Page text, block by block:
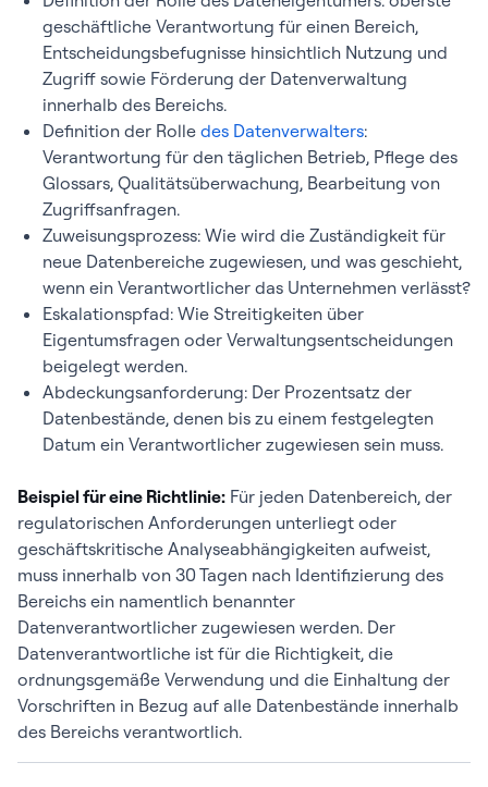
geschäftliche Verantwortung für einen Bereich,
Entscheidungsbefugnisse hinsichtlich Nutzung und
Zugriff sowie Förderung der Datenverwaltung
innerhalb des Bereichs.
Definition der Rolle des Datenverwalters:
Verantwortung für den täglichen Betrieb, Pflege des
Glossars, Qualitätsüberwachung, Bearbeitung von
Zugriffsanfragen.
Zuweisungsprozess: Wie wird die Zuständigkeit für
neue Datenbereiche zugewiesen, und was geschieht,
wenn ein Verantwortlicher das Unternehmen verlässt?
Eskalationspfad: Wie Streitigkeiten über
Eigentumsfragen oder Verwaltungsentscheidungen
beigelegt werden.
Abdeckungsanforderung: Der Prozentsatz der
Datenbestände, denen bis zu einem festgelegten
Datum ein Verantwortlicher zugewiesen sein muss.
Beispiel für eine Richtlinie: Für jeden Datenbereich, der
regulatorischen Anforderungen unterliegt oder
geschäftskritische Analyseabhängigkeiten aufweist,
muss innerhalb von 30 Tagen nach Identifizierung des
Bereichs ein namentlich benannter
Datenverantwortlicher zugewiesen werden. Der
Datenverantwortliche ist für die Richtigkeit, die
ordnungsgemäße Verwendung und die Einhaltung der
Vorschriften in Bezug auf alle Datenbestände innerhalb
des Bereichs verantwortlich.